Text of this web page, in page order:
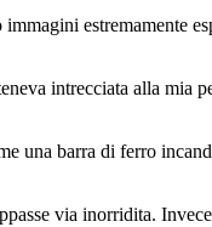
estremamente
intrecciata alla
una barra di ferro
via inorridita.